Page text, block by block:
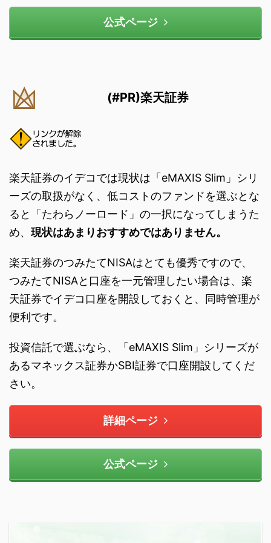
公式ページ
(#PR)楽天証券
楽天証券のイデコでは現状は「eMAXIS Slim」シリ
ーズの取扱がなく、低コストのファンドを選ぶとな
ると「たわらノーロード」の一択になってしまうた
め、 現状はあまりおすすめではありません。
楽天証券のつみたてNISAはとても優秀ですので、
つみたてNISAと口座を一元管理したい場合は、楽
天証券でイデコ口座を開設しておくと、同時管理が
便利です。
投資信託で選ぶなら、「eMAXIS Slim」シリーズが
あるマネックス証券かSBI証券で口座開設してくだ
さい。
詳細ページ
公式ページ